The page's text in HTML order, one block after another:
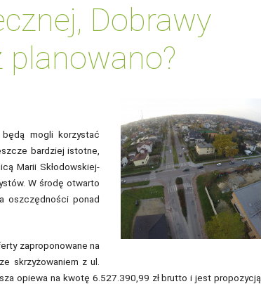
Dobrawy
mogli korzystać
bardziej istotne,
Marii Skłodowskiej-
W środę otwarto
oszczędności ponad
zaproponowane na
skrzyżowaniem z ul.
opiewa na kwotę 6.527.390,99 zł brutto i jest propozycją